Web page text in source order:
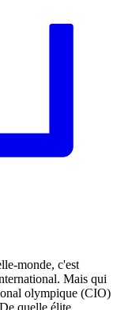
monde, c'est
Mais qui
olympique (CIO)